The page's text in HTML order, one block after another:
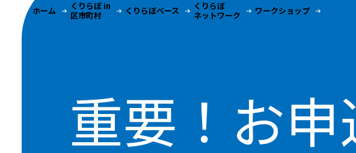
ホーム
くりらぼ in
区市町村
くりらぼベース
くりらぼ
ネットワーク
ワークショップ
重要！お